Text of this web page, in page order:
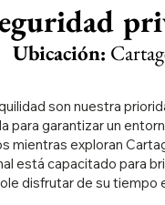
Ubicación:
son nuestra
para garantizar un
mientras exploran
está capacitado para
disfrutar de su tiempo